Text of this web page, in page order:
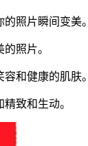
照片瞬间变美。
照片。
和健康的肌肤。
致和生动。